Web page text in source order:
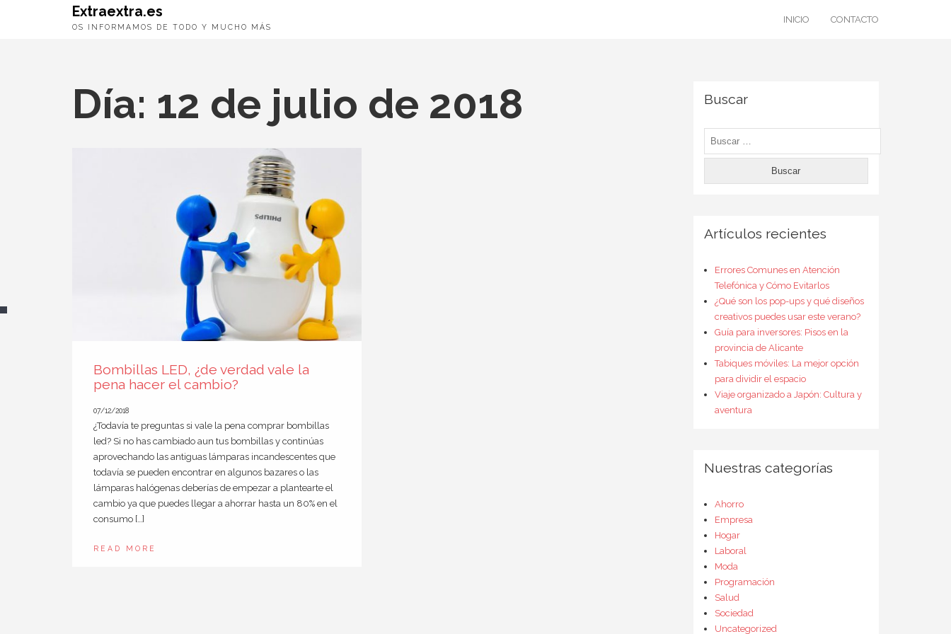
Extraextra.es
OS INFORMAMOS DE TODO Y MUCHO MÁS
INICIO CONTACTO
Día: 12 de julio de 2018
Bombillas LED, ¿de verdad vale la
pena hacer el cambio?
07/12/2018
¿Todavía te preguntas si vale la pena comprar bombillas
led? Si no has cambiado aun tus bombillas y continúas
aprovechando las antiguas lámparas incandescentes que
todavía se pueden encontrar en algunos bazares o las
lámparas halógenas deberías de empezar a plantearte el
cambio ya que puedes llegar a ahorrar hasta un 80% en el
consumo […]
READ MORE
Buscar
Buscar:
Artículos recientes
Errores Comunes en Atención
Telefónica y Cómo Evitarlos
¿Qué son los pop-ups y qué diseños
creativos puedes usar este verano?
Guía para inversores: Pisos en la
provincia de Alicante
Tabiques móviles: La mejor opción
para dividir el espacio
Viaje organizado a Japón: Cultura y
aventura
Nuestras categorías
Ahorro
Empresa
Hogar
Laboral
Moda
Programación
Salud
Sociedad
Uncategorized